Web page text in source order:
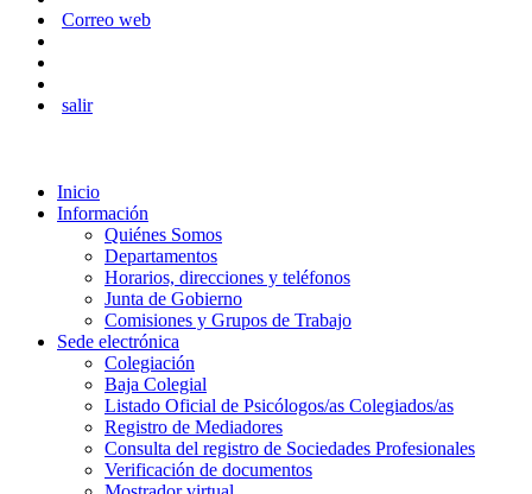
Correo web
salir
Inicio
Información
Quiénes Somos
Departamentos
Horarios, direcciones y teléfonos
Junta de Gobierno
Comisiones y Grupos de Trabajo
Sede electrónica
Colegiación
Baja Colegial
Listado Oficial de Psicólogos/as Colegiados/as
Registro de Mediadores
Consulta del registro de Sociedades Profesionales
Verificación de documentos